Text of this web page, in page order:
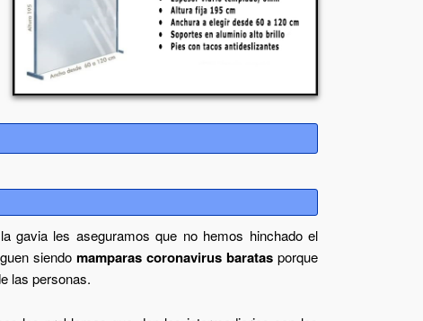
gaviales aseguramos que no hemos hinchado el
siendo mamparas coronavirus baratas porque
las personas.